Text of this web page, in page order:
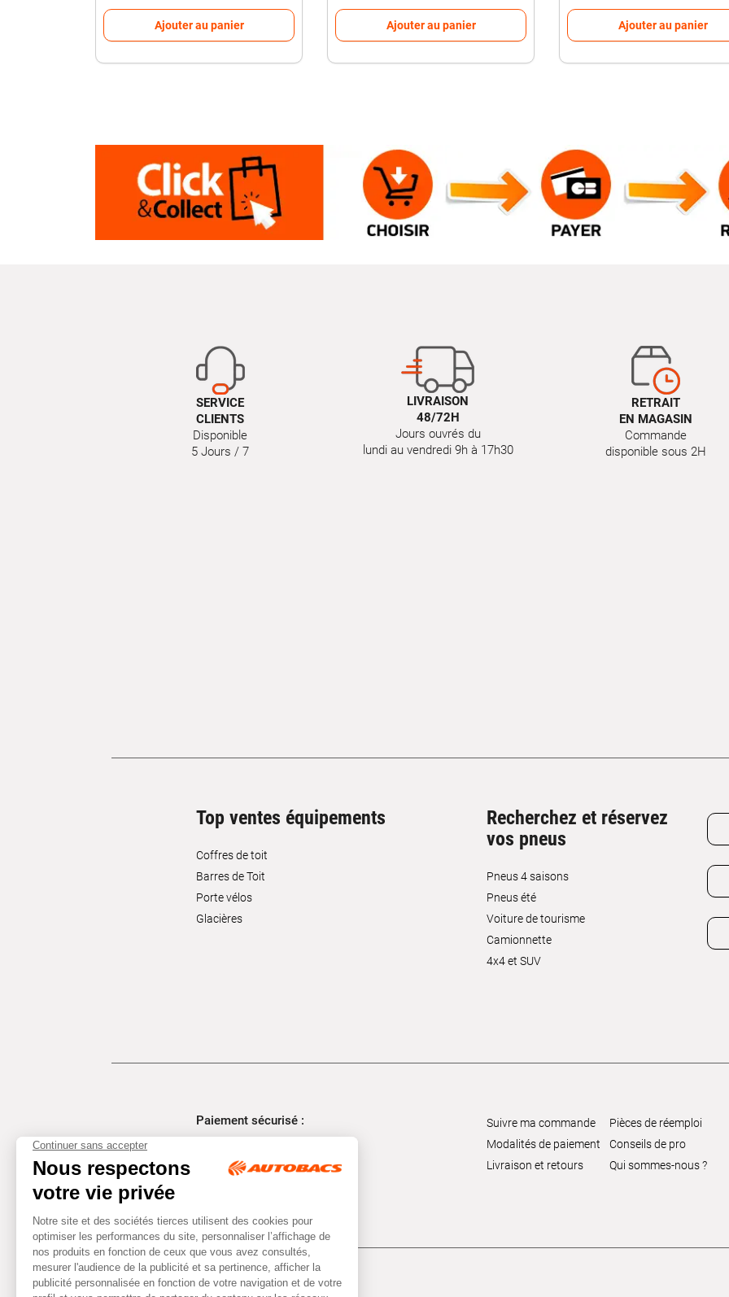
Ajouter au panier Ajouter au panier Ajouter au panier
SERVICE
CLIENTS
Disponible
5 Jours / 7
LIVRAISON
48/72H
Jours ouvrés du
lundi au vendredi 9h à 17h30
RETRAIT
EN MAGASIN
Commande
disponible sous 2H
Top ventes équipements
Coffres de toit
Barres de Toit
Porte vélos
Glacières
Recherchez et réservez
vos pneus
Pneus 4 saisons
Pneus été
Voiture de tourisme
Camionnette
4x4 et SUV
Paiement sécurisé :
Suivre ma commande
Modalités de paiement
Livraison et retours
Pièces de réemploi
Conseils de pro
Qui sommes-nous ?